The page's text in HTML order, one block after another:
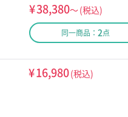
¥38,380～(税込)
同一商品： 2点
¥16,980(税込)